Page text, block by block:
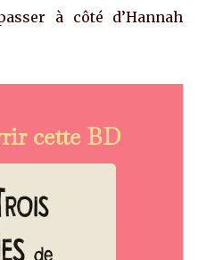
à côté d’Hannah
cette BD